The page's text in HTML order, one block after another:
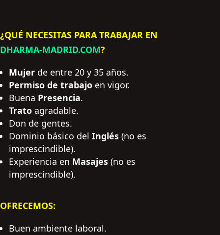
¿QUÉ NECESITAS PARA TRABAJAR EN
DHARMA-MADRID.COM?
Mujer de entre 20 y 35 años.
Permiso de trabajo en vigor.
Buena Presencia.
Trato agradable.
Don de gentes.
Dominio básico del Inglés (no es
imprescindible).
Experiencia en Masajes (no es
imprescindible).
OFRECEMOS:
Buen ambiente laboral.